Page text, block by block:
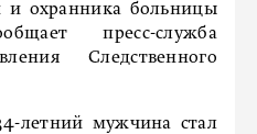
охранника больницы
пресс-служба
Следственного
летний мужчина стал